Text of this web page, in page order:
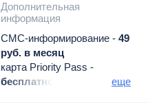
Дополнительная
информация
СМС-информирование -49
руб. в месяц
карта Priority Pass -
бесплатно при
еще